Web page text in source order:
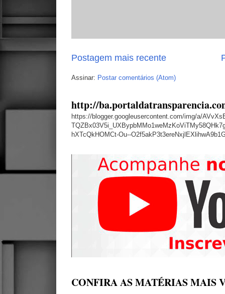
Postagem mais recente
Assinar: Postar comentários (Atom)
http://
https://blogger.googleusercontent.com/img/a/
hXTcQkHOMCt-Ou--
CONFIRA AS MATÉRIAS MAIS